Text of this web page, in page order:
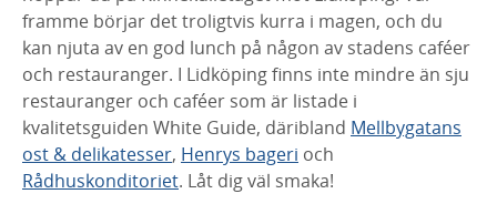
framme börjar det troligtvis kurra i magen, och du
kan njuta av en god lunch på någon av stadens caféer
och restauranger. I Lidköping finns inte mindre än sju
restauranger och caféer som är listade i
kvalitetsguiden White Guide, däribland Mellbygatans
ost & delikatesser, Henrys bageri och
Rådhuskonditoriet. Låt dig väl smaka!